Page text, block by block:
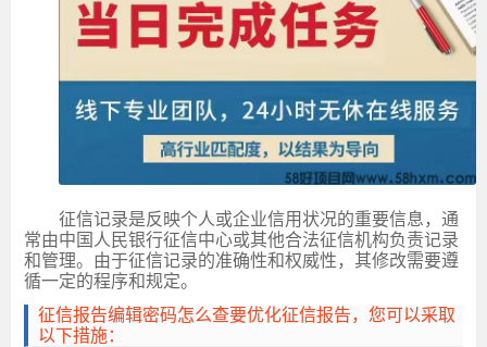
征信记录是反映个人或企业信用状况的重要信息，通
常由中国人民银行征信中心或其他合法征信机构负责记录
和管理。由于征信记录的准确性和权威性，其修改需要遵
循一定的程序和规定。
征信报告编辑密码怎么查要优化征信报告，您可以采取
以下措施：